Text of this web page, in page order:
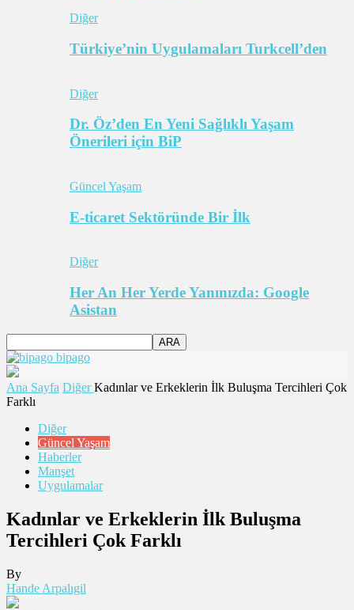
Diğer
Türkiye’nin Uygulamaları Turkcell’den
Diğer
Dr. Öz’den En Yeni Sağlıklı Yaşam
Önerileri için BiP
Güncel Yaşam
E-ticaret Sektöründe Bir İlk
Diğer
Her An Her Yerde Yanınızda: Google
Asistan
bipago
Ana Sayfa Diğer Kadınlar ve Erkeklerin İlk Buluşma Tercihleri Çok
Farklı
Diğer
Güncel Yaşam
Haberler
Manşet
Uygulamalar
Kadınlar ve Erkeklerin İlk Buluşma
Tercihleri Çok Farklı
By
Hande Arpalıgil